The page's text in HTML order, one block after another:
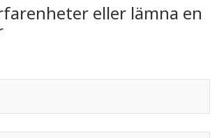
eller lämna en